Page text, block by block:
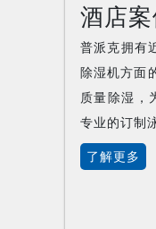
酒店案
普派克拥有
除湿机方面
质量除湿，
专业的订制
了解更多